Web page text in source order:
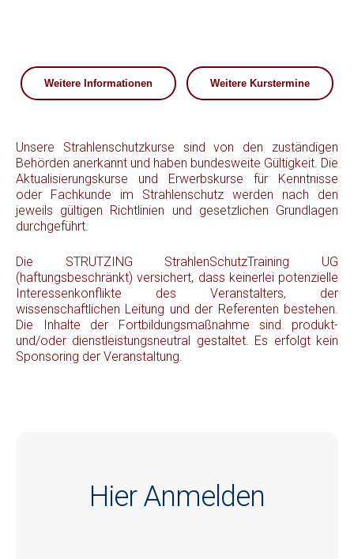
Weitere Informationen Weitere Kurstermine
Unsere Strahlenschutzkurse sind von den zuständigen
Behörden anerkannt und haben bundesweite Gültigkeit. Die
Aktualisierungskurse und Erwerbskurse für Kenntnisse
oder Fachkunde im Strahlenschutz werden nach den
jeweils gültigen Richtlinien und gesetzlichen Grundlagen
durchgeführt.
Die STRUTZING StrahlenSchutzTraining UG
(haftungsbeschränkt) versichert, dass keinerlei potenzielle
Interessenkonflikte des Veranstalters, der
wissenschaftlichen Leitung und der Referenten bestehen.
Die Inhalte der Fortbildungsmaßnahme sind produkt-
und/oder dienstleistungsneutral gestaltet. Es erfolgt kein
Sponsoring der Veranstaltung.
Hier Anmelden